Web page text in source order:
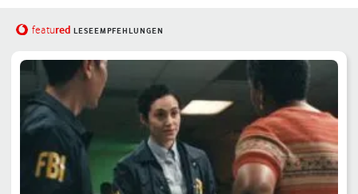
featured LESEEMPFEHLUNGEN